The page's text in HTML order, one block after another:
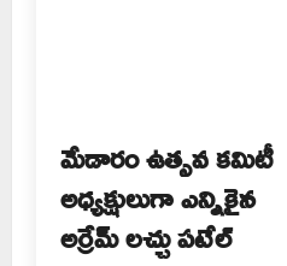
మేడారం ఉత్సవ కమిటీ
అధ్యక్షులుగా ఎన్నికైన
అర్రేమ్ లచ్చు పటేల్